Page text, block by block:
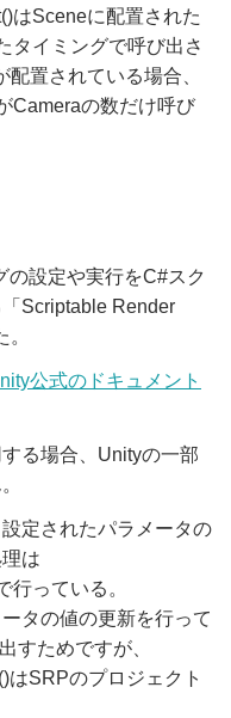
はSceneに配置された
タイミングで呼び出さ
置されている場合、
Cameraの数だけ呼び
の設定や実行をC#スク
Scriptable Render
公式のドキュメント
る場合、Unityの一部
定されたパラメータの
は
行っている。
タの値の更新を行って
すためですが、
はSRPのプロジェクト